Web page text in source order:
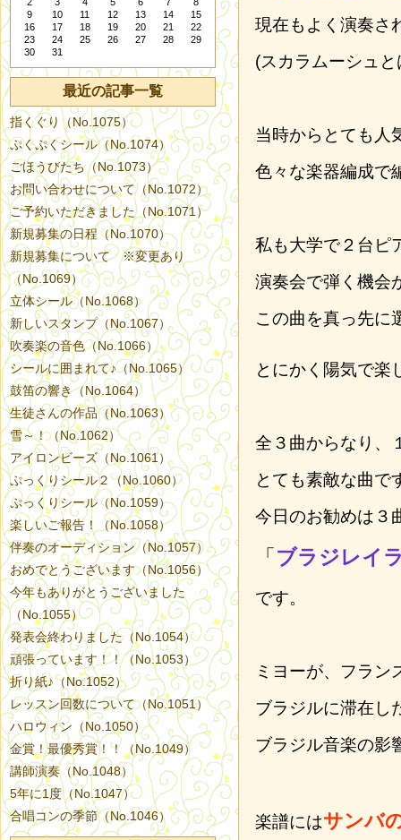
現在もよく演奏さ
(スカラムーシュ
当時からとても人
色々な楽器編成で
私も大学で２台ピ
演奏会で弾く機会
この曲を真っ先に
とにかく陽気で楽
全３曲からなり、
とても素敵な曲で
今日のお勧めは３
「ブラジレイ
です。
ミヨーが、フラン
ブラジルに滞在し
ブラジル音楽の影
楽譜にはサンバ
9
10 11 12 13 14
15
16
17 18 19 20 21
22
23
24 25 26 27 28
29
30
31
最近の記事一覧
指くぐり（No.1075）
ぷくぷくシール（No.1074）
ごほうびたち（No.1073）
お問い合わせについて（No.1072）
ご予約いただきました（No.1071）
新規募集の日程（No.1070）
新規募集について ※変更あり
（No.1069）
立体シール（No.1068）
新しいスタンプ（No.1067）
吹奏楽の音色（No.1066）
シールに囲まれて♪（No.1065）
鼓笛の響き（No.1064）
生徒さんの作品（No.1063）
雪～！（No.1062）
アイロンビーズ（No.1061）
ぷっくりシール２（No.1060）
ぷっくりシール（No.1059）
楽しいご報告！（No.1058）
伴奏のオーディション（No.1057）
おめでとうございます（No.1056）
今年もありがとうございました
（No.1055）
発表会終わりました（No.1054）
頑張っています！！（No.1053）
折り紙♪（No.1052）
レッスン回数について（No.1051）
ハロウィン（No.1050）
金賞！最優秀賞！！（No.1049）
講師演奏（No.1048）
5年に1度（No.1047）
合唱コンの季節（No.1046）